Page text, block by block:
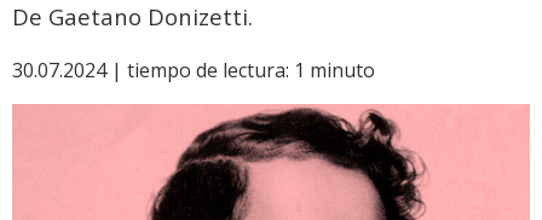
De Gaetano Donizetti.
30.07.2024 | tiempo de lectura: 1 minuto